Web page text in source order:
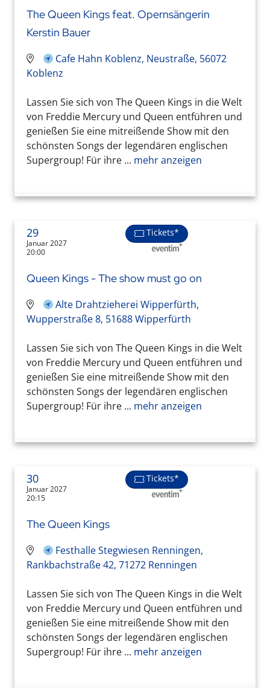
The Queen Kings feat. Opernsängerin
Kerstin Bauer
Cafe Hahn Koblenz, Neustraße, 56072
Koblenz
Lassen Sie sich von The Queen Kings in die Welt
von Freddie Mercury und Queen entführen und
genießen Sie eine mitreißende Show mit den
schönsten Songs der legendären englischen
Supergroup! Für ihre ... mehr anzeigen
29
Januar 2027
20:00
Tickets*
Queen Kings - The show must go on
Alte Drahtzieherei Wipperfürth,
Wupperstraße 8, 51688 Wipperfürth
Lassen Sie sich von The Queen Kings in die Welt
von Freddie Mercury und Queen entführen und
genießen Sie eine mitreißende Show mit den
schönsten Songs der legendären englischen
Supergroup! Für ihre ... mehr anzeigen
30
Januar 2027
20:15
Tickets*
The Queen Kings
Festhalle Stegwiesen Renningen,
Rankbachstraße 42, 71272 Renningen
Lassen Sie sich von The Queen Kings in die Welt
von Freddie Mercury und Queen entführen und
genießen Sie eine mitreißende Show mit den
schönsten Songs der legendären englischen
Supergroup! Für ihre ... mehr anzeigen